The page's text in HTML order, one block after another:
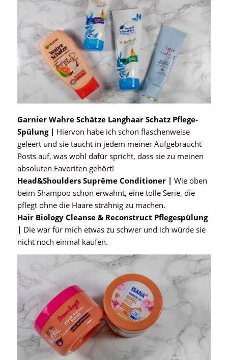
Garnier Wahre Schätze Langhaar Schatz Pflege-
Spülung | Hiervon habe ich schon flaschenweise
geleert und sie taucht in jedem meiner Aufgebraucht
Posts auf, was wohl dafür spricht, dass sie zu meinen
absoluten Favoriten gehört!
Head&Shoulders Suprême Conditioner | Wie oben
beim Shampoo schon erwähnt, eine tolle Serie, die
pflegt ohne die Haare strähnig zu machen.
Hair Biology Cleanse & Reconstruct Pflegespülung
| Die war für mich etwas zu schwer und ich würde sie
nicht noch einmal kaufen.